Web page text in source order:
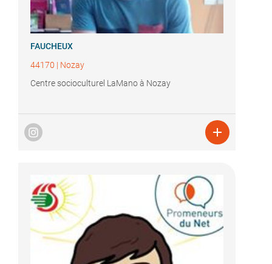
FAUCHEUX
44170 | Nozay
Centre socioculturel LaMano à Nozay
